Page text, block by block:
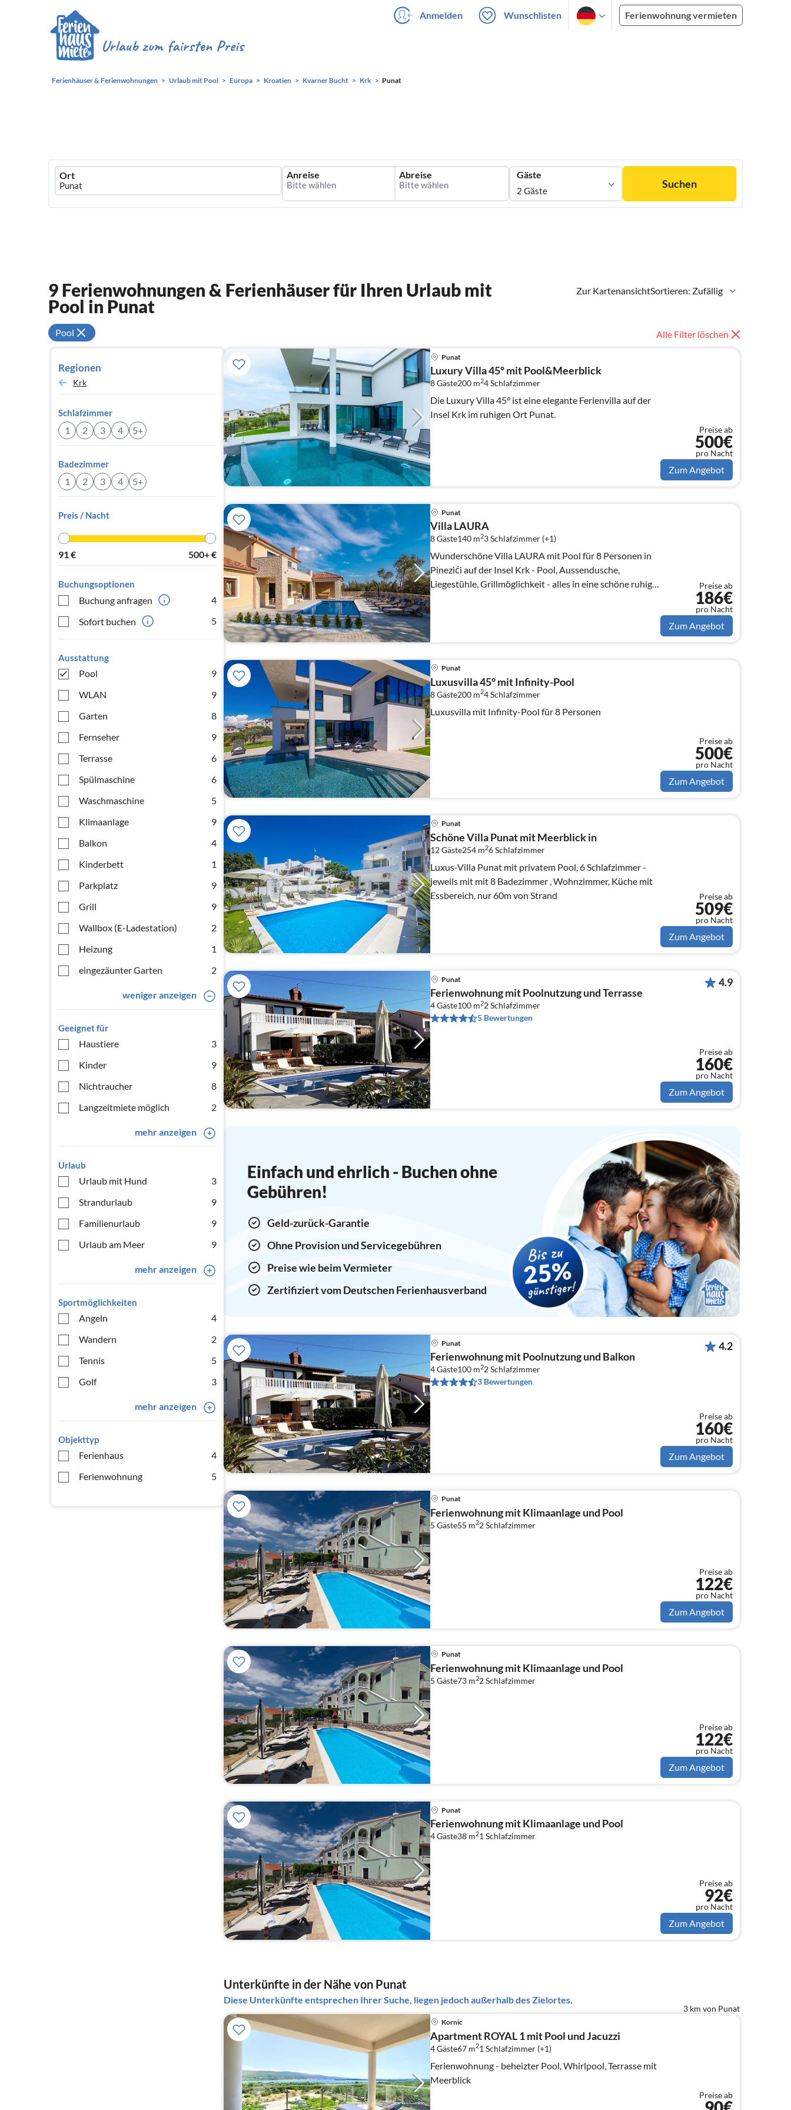
Anmelden Wunschlisten Ferienwohnung vermieten
Ferienhäuser & Ferienwohnungen Urlaub mit Pool Europa Kroatien Kvarner Bucht Krk Punat
Ferienhausmiete
logo
Ort Anreise Abreise Gäste
2 Gäste
Suchen
Zur KartenansichtSortieren: Zufällig
9 Ferienwohnungen & Ferienhäuser für Ihren Urlaub mit
Pool in Punat
Pool Alle Filter löschen
Regionen
Krk
Schlafzimmer
1 2 3 4 5+
Badezimmer
1 2 3 4 5+
Preis / Nacht
91€ 500+€
Buchungsoptionen
Buchung anfragen
4
Sofort buchen
5
Ausstattung
Pool
9
WLAN
9
Garten
8
Fernseher
9
Terrasse
6
Spülmaschine
6
Waschmaschine
5
Klimaanlage
9
Balkon
4
Kinderbett
1
Parkplatz
9
Grill
9
Wallbox (E-Ladestation)
2
Heizung
1
eingezäunter Garten
2
weniger anzeigen
Geeignet für
Haustiere
3
Kinder
9
Nichtraucher
8
Langzeitmiete möglich
2
mehr anzeigen
Urlaub
Urlaub mit Hund
3
Strandurlaub
9
Familienurlaub
9
Urlaub am Meer
9
mehr anzeigen
Sportmöglichkeiten
Angeln
4
Wandern
2
Tennis
5
Golf
3
mehr anzeigen
Objekttyp
Ferienhaus
4
Ferienwohnung
5
Punat
Luxury Villa 45° mit Pool&Meerblick
8 Gäste200 m24Schlafzimmer
Die Luxury Villa 45° ist eine elegante Ferienvilla auf der
Insel Krk im ruhigen Ort Punat.
Preise ab
500€
pro Nacht
Zum Angebot
Punat
Villa LAURA
8 Gäste140 m23Schlafzimmer (+1)
Wunderschöne Villa LAURA mit Pool für 8 Personen in
Pinezići auf der Insel Krk - Pool, Aussendusche,
Liegestühle, Grillmöglichkeit - alles in eine schöne ruhige
Lage.
Preise ab
186€
pro Nacht
Zum Angebot
Punat
Luxusvilla 45° mit Infinity-Pool
8 Gäste200 m24Schlafzimmer
Luxusvilla mit Infinity-Pool für 8 Personen
Preise ab
500€
pro Nacht
Zum Angebot
Punat
Schöne Villa Punat mit Meerblick in
12 Gäste254 m26Schlafzimmer
Luxus-Villa Punat mit privatem Pool, 6 Schlafzimmer -
jeweils mit mit 8 Badezimmer , Wohnzimmer, Küche mit
Essbereich, nur 60m von Strand
Preise ab
509€
pro Nacht
Zum Angebot
Punat
Ferienwohnung mit Poolnutzung und Terrasse
4 Gäste100 m22Schlafzimmer
5 Bewertungen
4.9
Preise ab
160€
pro Nacht
Zum Angebot
Einfach und ehrlich - Buchen ohne
Gebühren!
Geld-zurück-Garantie
Ohne Provision und Servicegebühren
Preise wie beim Vermieter
Zertifiziert vom Deutschen Ferienhausverband
Punat
Ferienwohnung mit Poolnutzung und Balkon
4 Gäste100 m22Schlafzimmer
3 Bewertungen
4.2
Preise ab
160€
pro Nacht
Zum Angebot
Punat
Ferienwohnung mit Klimaanlage und Pool
5 Gäste55 m22Schlafzimmer
Preise ab
122€
pro Nacht
Zum Angebot
Punat
Ferienwohnung mit Klimaanlage und Pool
5 Gäste73 m22Schlafzimmer
Preise ab
122€
pro Nacht
Zum Angebot
Punat
Ferienwohnung mit Klimaanlage und Pool
4 Gäste38 m21 Schlafzimmer
Preise ab
92€
pro Nacht
Zum Angebot
Unterkünfte in der Nähe von Punat
Diese Unterkünfte entsprechen Ihrer Suche, liegen jedoch außerhalb des Zielortes.
3 km von Punat
Kornic
Apartment ROYAL 1 mit Pool und Jacuzzi
4 Gäste67 m21 Schlafzimmer (+1)
Ferienwohnung - beheizter Pool, Whirlpool, Terrasse mit
Meerblick
Preise ab